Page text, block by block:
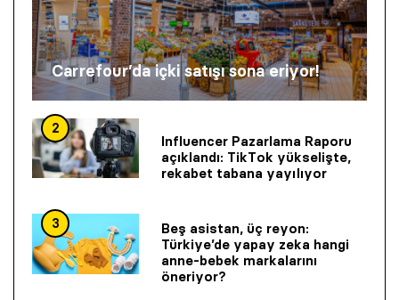
Carrefour’da içki satışı sona eriyor!
2
Influencer Pazarlama Raporu
açıklandı: TikTok yükselişte,
rekabet tabana yayılıyor
3
Beş asistan, üç reyon:
Türkiye’de yapay zeka hangi
anne-bebek markalarını
öneriyor?